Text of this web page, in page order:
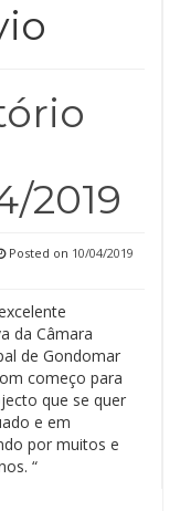
2019
Posted on 10/04/2019
da Câmara
de Gondomar
começo para
que se quer
e em
por muitos e
“